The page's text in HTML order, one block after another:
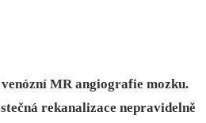
MR angiografie mozku.
rekanalizace nepravidelně